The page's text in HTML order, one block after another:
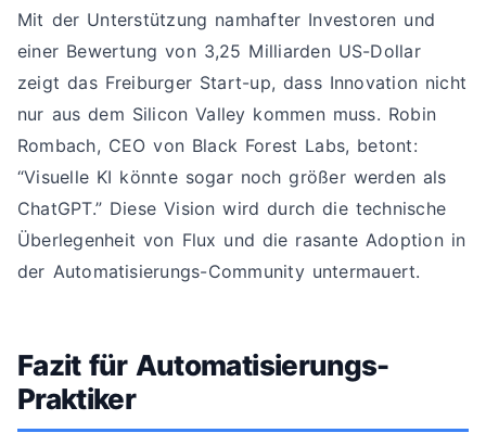
Mit der Unterstützung namhafter Investoren und
einer Bewertung von 3,25 Milliarden US-Dollar
zeigt das Freiburger Start-up, dass Innovation nicht
nur aus dem Silicon Valley kommen muss. Robin
Rombach, CEO von Black Forest Labs, betont:
“Visuelle KI könnte sogar noch größer werden als
ChatGPT.” Diese Vision wird durch die technische
Überlegenheit von Flux und die rasante Adoption in
der Automatisierungs-Community untermauert.
Fazit für Automatisierungs-
Praktiker